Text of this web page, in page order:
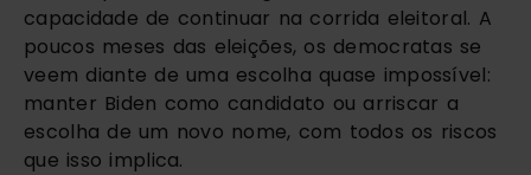
capacidade de continuar na corrida eleitoral. A
poucos meses das eleições, os democratas se
veem diante de uma escolha quase impossível:
manter Biden como candidato ou arriscar a
escolha de um novo nome, com todos os riscos
que isso implica.